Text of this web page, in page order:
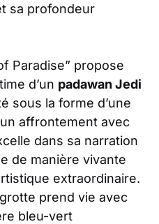
sa profondeur
Paradise” propose
d’un padawan Jedi
sous la forme d’une
affrontement avec
dans sa narration
de manière vivante
extraordinaire.
prend vie avec
bleu-vert